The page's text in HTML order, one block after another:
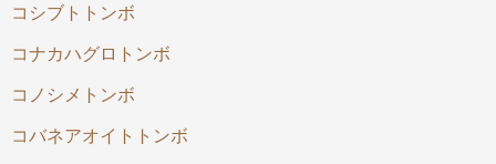
コシブトトンボ
コナカハグロトンボ
コノシメトンボ
コバネアオイトトンボ